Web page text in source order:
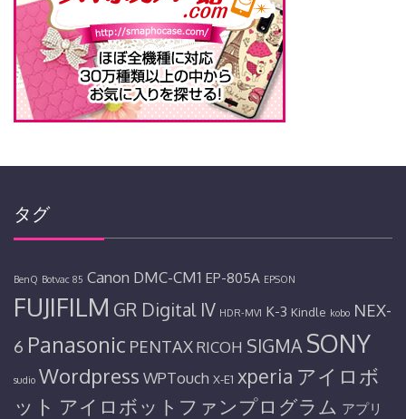
タグ
BenQ Botvac 85 Canon DMC-CM1 EP-805A EPSON
FUJIFILM GR Digital IV HDR-MV1 K-3 Kindle kobo NEX-
6 Panasonic PENTAXRICOH SIGMA SONY
sudio Wordpress WPTouch X-E1 xperia アイロボ
ット アイロボットファンプログラム アプリ